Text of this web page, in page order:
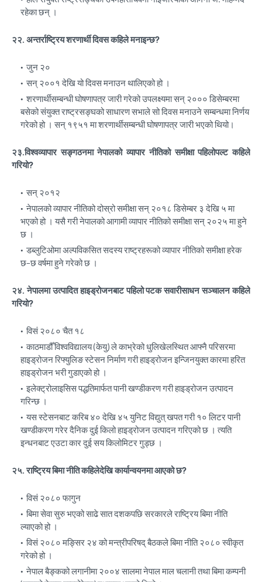
रहेका छन् ।
२२. अन्तर्राष्ट्रिय शरणार्थी दिवस कहिले मनाइन्छ?
जुन २०
सन् २००१ देखि यो दिवस मनाउन थालिएको हो ।
शरणार्थीसम्बन्धी घोषणापत्र जारी गरेको उपलक्ष्यमा सन् २००० डिसेम्बरमा
बसेको संयुक्त राष्ट्रसङ्घको साधारण सभाले सो दिवस मनाउने सम्बन्धमा निर्णय
गरेको हो । सन् १९५१ मा शरणार्थीसम्बन्धी घोषणापत्र जारी भएको थियो।
२३.विश्वव्यापार सङ्गठनमा नेपालको व्यापार नीतिको समीक्षा पहिलोपल्ट कहिले
गरियो?
सन् २०१२
नेपालको व्यापार नीतिको दोस्रो समीक्षा सन् २०१८ डिसेम्बर ३ देखि ५ मा
भएको हो । यसै गरी नेपालको आगामी व्यापार नीतिको समीक्षा सन् २०२५ मा हुने
छ ।
डब्लुटिओमा अल्पविकसित सदस्य राष्ट्रहरूको व्यापार नीतिको समीक्षा हरेक
छ–छ वर्षमा हुने गरेको छ ।
२४. नेपालमा उत्पादित हाइड्रोजनबाट पहिलो पटक सवारीसाधन सञ्चालन कहिले
गरियो?
विसं २०८० चैत १८
काठमाडौँ विश्वविद्यालय (केयु) ले काभ्रेको धुलिखेलस्थित आफ्नै परिसरमा
हाइड्रोजन रिफ्युलिङ स्टेसन निर्माण गरी हाइड्रोजन इन्जिनयुक्त कारमा हरित
हाइड्रोजन भरी गुडाएको हो ।
इलेक्ट्रोलाइसिस पद्धतिमार्फत पानी खण्डीकरण गरी हाइड्रोजन उत्पादन
गरिन्छ ।
यस स्टेसनबाट करिब ४० देखि ४५ युनिट विद्युत् खपत गरी १० लिटर पानी
खण्डीकरण गरेर दैनिक दुई किलो हाइड्रोजन उत्पादन गरिएको छ । त्यति
इन्धनबाट एउटा कार दुई सय किलोमिटर गुड्छ ।
२५. राष्ट्रिय बिमा नीति कहिलेदेखि कार्यान्वयनमा आएको छ?
विसं २०८० फागुन
बिमा सेवा सुरु भएको साढे सात दशकपछि सरकारले राष्ट्रिय बिमा नीति
ल्याएको हो ।
विसं २०८० मङ्सिर २४ को मन्त्रीपरिषद् बैठकले बिमा नीति २०८० स्वीकृत
गरेको हो ।
नेपाल बैङ्कको लगानीमा २००४ सालमा नेपाल माल चलानी तथा बिमा कम्पनी